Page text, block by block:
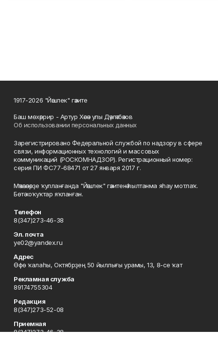
1917-2026 "Йәшлек" гәзите
Баш мөхәррир - Артур Хәсән улы Дәүләтбәков
Об использовании персональных данных
Зарегистрировано Федеральной службой по надзору в сфере
связи, информационных технологий и массовых
коммуникаций (РОСКОМНАДЗОР). Регистрационный номер:
серия ПИ ФС77-68471 от 27 января 2017 г.
Мәҡәләләрҙе ҡулланғанда "Йәшлек" гәзитенә һылтанма яһау мотлаҡ.
Бөтә хоҡуҡтар яҡланған.
Телефон
8(347)273-46-38
Эл. почта
ye02@yandex.ru
Адрес
Өфө ҡалаһы, Октябрҙең 50 йыллығы урамы, 13, 8-се ҡат
Рекламная служба
89174755304
Редакция
8(347)273-52-08
Приемная
8(347)273-46-38